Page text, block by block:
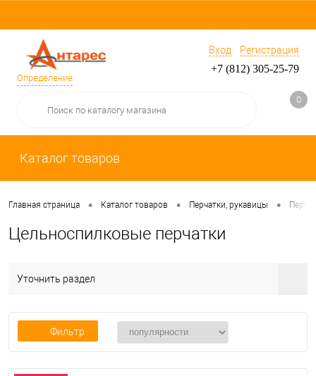
Определение
Вход Регистрация
+7 (812) 305-25-79
0
Каталог товаров
Главная страница • Каталог товаров • Перчатки, рукавицы •
Цельноспилковые перчатки
Уточнить раздел
Фильтр